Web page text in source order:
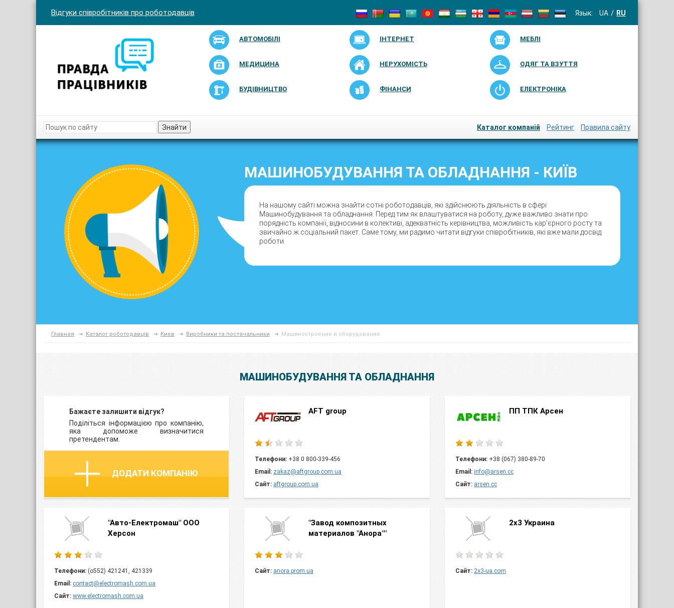
Відгуки співробітників про роботодавців Язык: UA RU
АВТОМОБІЛІ ІНТЕРНЕТ МЕБЛІ
МЕДИЦИНА НЕРУХОМІСТЬ ОДЯГ ТА ВЗУТТЯ
БУДІВНИЦТВО ФІНАНСИ ЕЛЕКТРОНІКА
Знайти Каталог компаній Рейтинг Правила сайту
МАШИНОБУДУВАННЯ ТА ОБЛАДНАННЯ - КИЇВ
На нашому сайті можна знайти сотні роботодавців, які здійснюють діяльність в сфері
Машинобудування та обладнання. Перед тим як влаштуватися на роботу, дуже важливо знати про
порядність компанії, відносини в колективі, адекватність керівництва, можливість кар'єрного росту та
звичайно ж соціальний пакет. Саме тому, ми радимо читати відгуки співробітників, які вже мали досвід
роботи.
Главная Каталог роботодавців Киев Виробники та постачальники Машиностроение и оборудование
МАШИНОБУДУВАННЯ ТА ОБЛАДНАННЯ
Бажаєте залишити відгук?
Поділіться інформацією про компанію,
яка допоможе визначитися
претендентам.
ДОДАТИ КОМПАНІЮ
AFT group
Телефони: +38 0 800-339-456
Email: zakaz@aftgroup.com.ua
Сайт: aftgroup.com.ua
ПП ТПК Арсен
Телефони: +38 (067) 380-89-70
Email: info@arsen.cc
Сайт: arsen.cc
"Авто-Електромаш" ООО
Херсон
Телефони: (о552) 421241, 421339
Email: contact@electromash.com.ua
Сайт: www.electromash.com.ua
"Завод композитных
материалов "Анора""
Сайт: anora.prom.ua
2х3 Украина
Сайт: 2x3-ua.com